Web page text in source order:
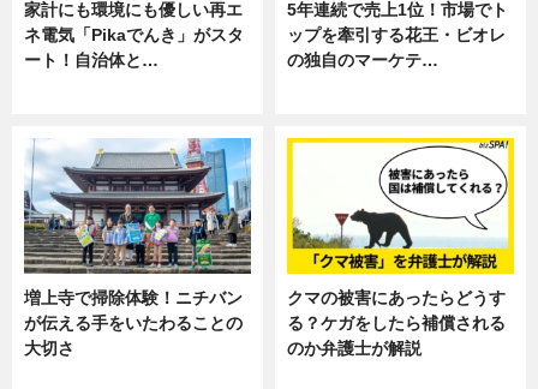
家計にも環境にも優しい再エ
ネ電気「Pikaでんき」がスタ
ート！自治体と…
5年連続で売上1位！市場でト
ップを牽引する花王・ビオレ
の独自のマーケテ…
増上寺で掃除体験！ニチバン
が伝える手をいたわることの
大切さ
クマの被害にあったらどうす
る？ケガをしたら補償される
のか弁護士が解説